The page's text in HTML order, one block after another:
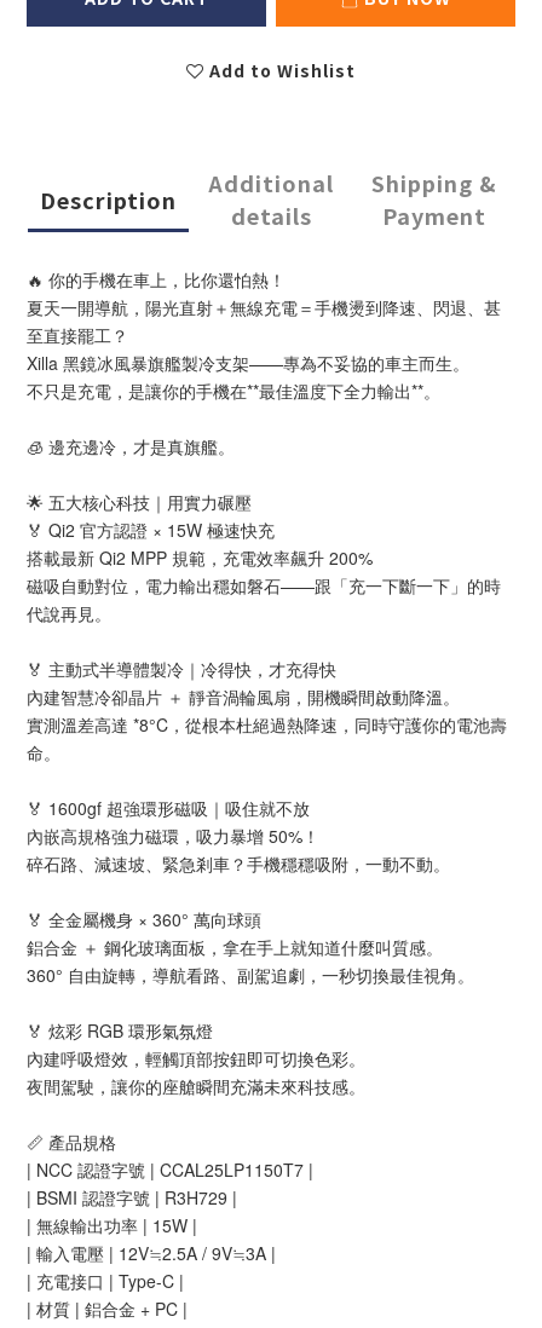
Add to Wishlist
Description
Additional
details
Shipping &
Payment
🔥 你的手機在車上，比你還怕熱！
夏天一開導航，陽光直射＋無線充電＝手機燙到降速、閃退、甚
至直接罷工？
Xilla 黑鏡冰風暴旗艦製冷支架——專為不妥協的車主而生。
不只是充電，是讓你的手機在**最佳溫度下全力輸出**。
🧊 邊充邊冷，才是真旗艦。
🌟 五大核心科技｜用實力碾壓
🏅 Qi2 官方認證 × 15W 極速快充
搭載最新 Qi2 MPP 規範，充電效率飆升 200%
磁吸自動對位，電力輸出穩如磐石——跟「充一下斷一下」的時
代說再見。
🏅 主動式半導體製冷｜冷得快，才充得快
內建智慧冷卻晶片 ＋ 靜音渦輪風扇，開機瞬間啟動降溫。
實測溫差高達 *8°C，從根本杜絕過熱降速，同時守護你的電池壽
命。
🏅 1600gf 超強環形磁吸｜吸住就不放
內嵌高規格強力磁環，吸力暴增 50%！
碎石路、減速坡、緊急剎車？手機穩穩吸附，一動不動。
🏅 全金屬機身 × 360° 萬向球頭
鋁合金 ＋ 鋼化玻璃面板，拿在手上就知道什麼叫質感。
360° 自由旋轉，導航看路、副駕追劇，一秒切換最佳視角。
🏅 炫彩 RGB 環形氣氛燈
內建呼吸燈效，輕觸頂部按鈕即可切換色彩。
夜間駕駛，讓你的座艙瞬間充滿未來科技感。
📏 產品規格
| NCC 認證字號 | CCAL25LP1150T7 |
| BSMI 認證字號 | R3H729 |
| 無線輸出功率 | 15W |
| 輸入電壓 | 12V≒2.5A / 9V≒3A |
| 充電接口 | Type-C |
| 材質 | 鋁合金 + PC |